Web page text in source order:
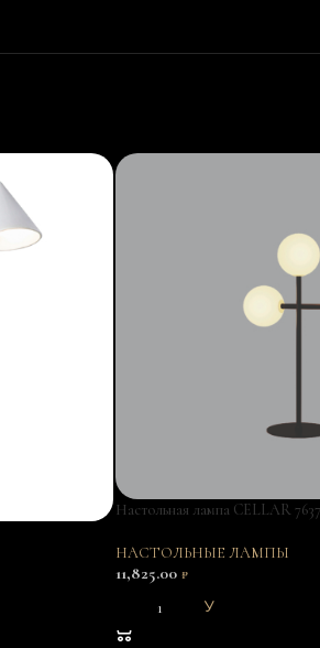
Настольная лампа CELLAR 7637
НАСТОЛЬНЫЕ ЛАМПЫ
11,825.00 ₽
В КОРЗИНУ